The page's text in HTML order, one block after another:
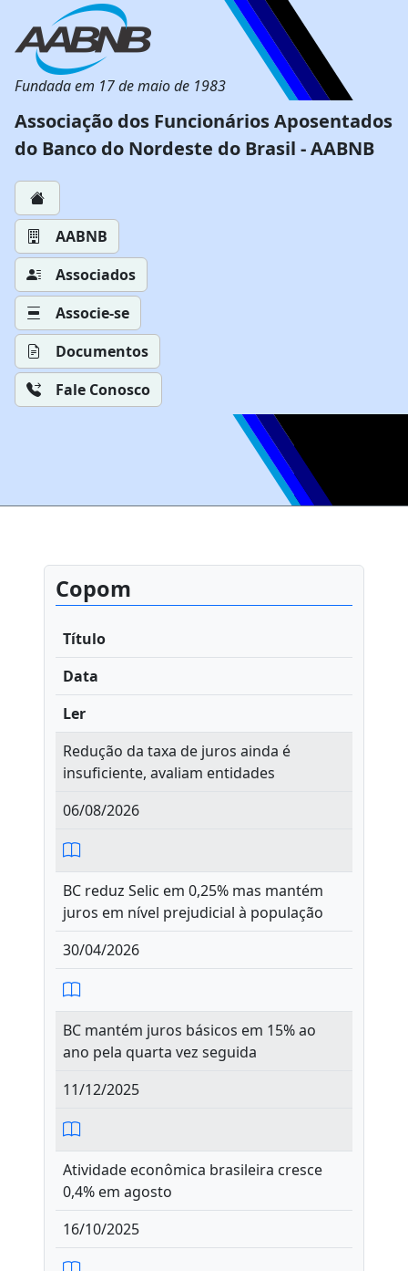
Fundada em 17 de maio de 1983
Associação dos Funcionários Aposentados
do Banco do Nordeste do Brasil - AABNB
AABNB
Associados
Associe-se
Documentos
Fale Conosco
Copom
Título
Data
Ler
Redução da taxa de juros ainda é
insuficiente, avaliam entidades
06/08/2026
BC reduz Selic em 0,25% mas mantém
juros em nível prejudicial à população
30/04/2026
BC mantém juros básicos em 15% ao
ano pela quarta vez seguida
11/12/2025
Atividade econômica brasileira cresce
0,4% em agosto
16/10/2025